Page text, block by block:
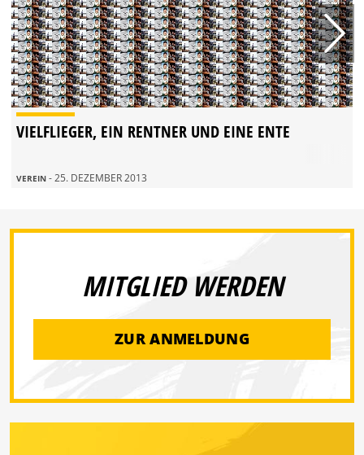
VIELFLIEGER, EIN RENTNER UND EINE ENTE
VEREIN - 25. DEZEMBER 2013
MITGLIED WERDEN
ZUR ANMELDUNG